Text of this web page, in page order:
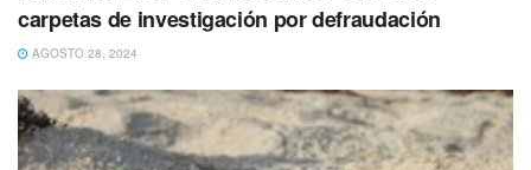
carpetas de investigación por defraudación
AGOSTO 28, 2024